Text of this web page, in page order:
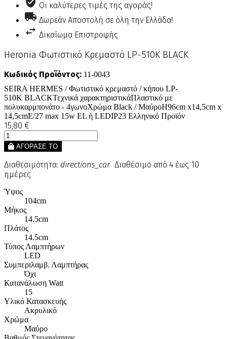
Οι καλύτερες τιμές της αγοράς!
Δωρεάν Αποστολή σε όλη την Ελλάδα!
Δικαίωμα Επιστροφής
Heronia Φωτιστικό Κρεμαστό LP-510K BLACK
Κωδικός Προϊόντος: 11-0043
SEIRA HERMES / Φωτιστικό κρεμαστό / κήπου LP-
510Κ BLACKΤεχνικά χαρακτηριστικάΠλαστικό με
πολυκαρμπονάτο - 4γωνοΧρώμα Black / ΜαύροΗ96cm x14,5cm x
14,5cmE/27 max 15w EL ή LEDIP23 Ελληνικό Προϊόν
15,80 €
ΑΓΟΡΑΣΕ ΤΟ
Διαθεσιμότητα: directions_car Διαθέσιμο από 4 έως 10
ημέρες
Ύψος
104cm
Μήκος
14.5cm
Πλάτος
14.5cm
Τύπος Λαμπτήρων
LED
Συμπεριλαμβ. Λαμπτήρας
Όχι
Κατανάλωση Watt
15
Υλικό Κατασκευής
Ακρυλικό
Χρώμα
Μαύρο